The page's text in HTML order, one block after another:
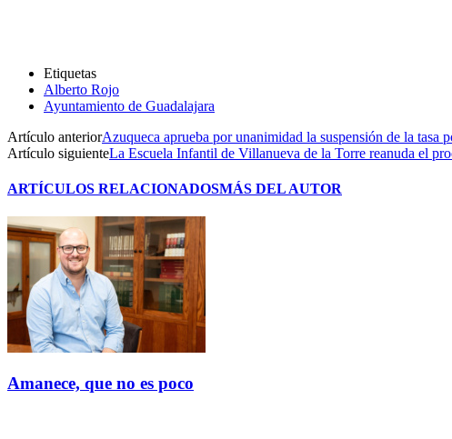
Etiquetas
Alberto Rojo
Ayuntamiento de Guadalajara
Artículo anteriorAzuqueca aprueba por unanimidad la suspensión de la tasa
Artículo siguienteLa Escuela Infantil de Villanueva de la Torre reanuda el
ARTÍCULOS RELACIONADOSMÁS DEL AUTOR
Amanece, que no es poco